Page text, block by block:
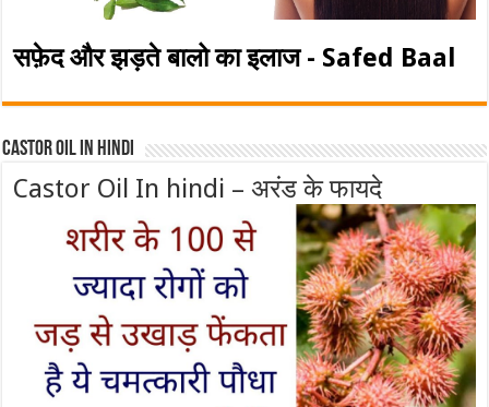
सफ़ेद और झड़ते बालो का इलाज - Safed Baal
Castor Oil In Hindi
Castor Oil In hindi – अरंड के फायदे